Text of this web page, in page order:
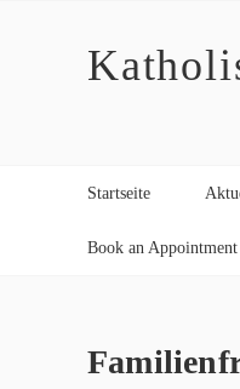
Startseite
Book an Appointment